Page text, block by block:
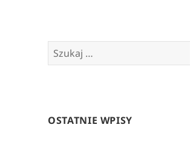
Szukaj:
OSTATNIE WPISY